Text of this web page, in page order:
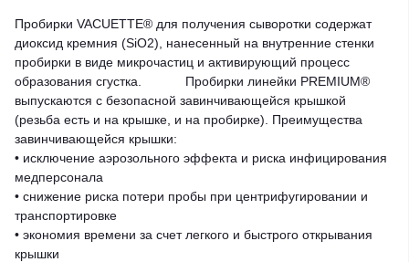
Пробирки VACUETTE® для получения сыворотки содержат
диоксид кремния (SiO2), нанесенный на внутренние стенки
пробирки в виде микрочастиц и активирующий процесс
образования сгустка. Пробирки линейки PREMIUM®
выпускаются с безопасной завинчивающейся крышкой
(резьба есть и на крышке, и на пробирке). Преимущества
завинчивающейся крышки:
• исключение аэрозольного эффекта и риска инфицирования
медперсонала
• снижение риска потери пробы при центрифугировании и
транспортировке
• экономия времени за счет легкого и быстрого открывания
крышки